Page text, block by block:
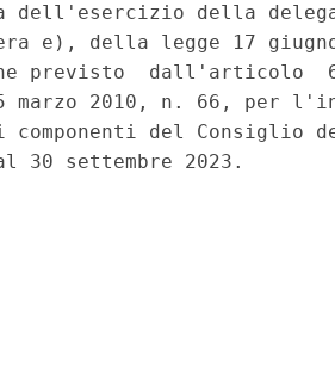
dell'esercizio della
e), della legge 17
previsto  dall'articolo
marzo 2010, n. 66, per
del Consiglio